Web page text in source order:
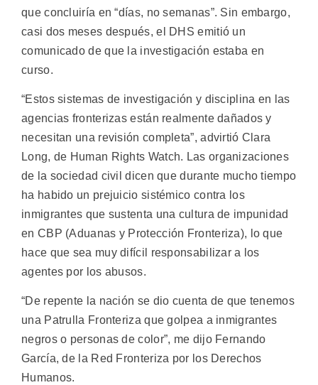
que concluiría en “días, no semanas”. Sin embargo,
casi dos meses después, el DHS emitió un
comunicado de que la investigación estaba en
curso.
“Estos sistemas de investigación y disciplina en las
agencias fronterizas están realmente dañados y
necesitan una revisión completa”, advirtió Clara
Long, de Human Rights Watch. Las organizaciones
de la sociedad civil dicen que durante mucho tiempo
ha habido un prejuicio sistémico contra los
inmigrantes que sustenta una cultura de impunidad
en CBP (Aduanas y Protección Fronteriza), lo que
hace que sea muy difícil responsabilizar a los
agentes por los abusos.
“De repente la nación se dio cuenta de que tenemos
una Patrulla Fronteriza que golpea a inmigrantes
negros o personas de color”, me dijo Fernando
García, de la Red Fronteriza por los Derechos
Humanos.